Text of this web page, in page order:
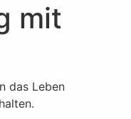
mit
das Leben